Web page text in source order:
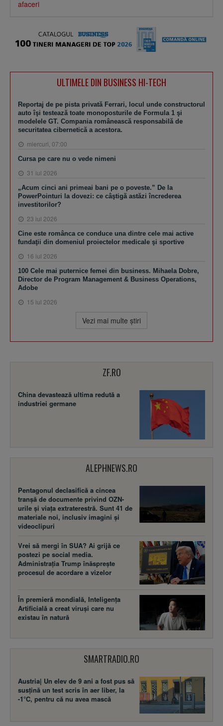
afaceri
ULTIMELE DIN BUSINESS HI-TECH
Reportaj de pe pista privată Ferrari, locul unde constructorul
auto îşi testează toate monoposturile de Formula 1 şi
modelele GT. Compania românească responsabilă de
securitatea cibernetică a acestora.
miercuri, 07:00
Cursa pe care nu o vede nimeni
31 iul 2026
„Acum cinci ani primeai bani pe o poveste.” De la
PowerPointuri la dovezi: ce câştigă astăzi încrederea
investitorilor?
23 iul 2026
Cine este românca ce conduce una dintre cele mai active
fundaţii din domeniul proiectelor medicale şi sportive
16 iul 2026
100 Cele mai puternice femei din business. Mihaela Dobre,
Director de Program Management & Business Operations,
Adobe
15 iul 2026
Vezi mai multe ştiri
ZF.RO
China devastează ultima redută a
industriei germane
ALEPHNEWS.RO
Pentagonul declasifică a cincea
tranșă de documente privind OZN-
urile și viața extraterestră. Sunt 41 de
materiale noi, inclusiv imagini și
videoclipuri
Vrei să mergi în SUA? Ai grijă ce
postezi pe social media.
Administrația Trump înăsprește
procesul de acordare a vizelor
În premieră mondială, Inteligența
Artificială a creat viruși care nu
existau în natură
SMARTRADIO.RO
Austria| Un elev de 9 ani a fost pus să
susţină un test scris în aer liber, la
-1°C, pentru că nu avea mască